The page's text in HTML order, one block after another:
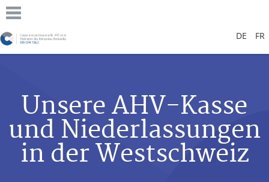
DE FR
Unsere AHV-Kasse
und Niederlassungen
in der Westschweiz